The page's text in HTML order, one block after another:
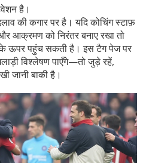
है।
की कगार पर है। यदि कोचिंग स्टाफ़
आक्रमण को निरंतर बनाए रखा तो
के ऊपर पहुंच सकती है। इस टैग पेज पर
विश्लेषण पाएँगे—तो जुड़े रहें,
जानी बाकी है।